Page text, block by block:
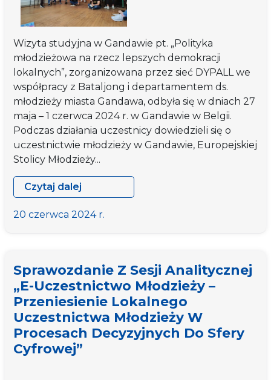
Wizyta studyjna w Gandawie pt. „Polityka
młodzieżowa na rzecz lepszych demokracji
lokalnych”, zorganizowana przez sieć DYPALL we
współpracy z Bataljong i departamentem ds.
młodzieży miasta Gandawa, odbyła się w dniach 27
maja – 1 czerwca 2024 r. w Gandawie w Belgii.
Podczas działania uczestnicy dowiedzieli się o
uczestnictwie młodzieży w Gandawie, Europejskiej
Stolicy Młodzieży...
Czytaj dalej
Wizyta
studyjna
„Polityka
młodzieżowa
na
rzecz
lepszych
20 czerwca 2024 r.
Sprawozdanie Z Sesji Analitycznej
„E-Uczestnictwo Młodzieży –
Przeniesienie Lokalnego
Uczestnictwa Młodzieży W
Procesach Decyzyjnych Do Sfery
Cyfrowej”